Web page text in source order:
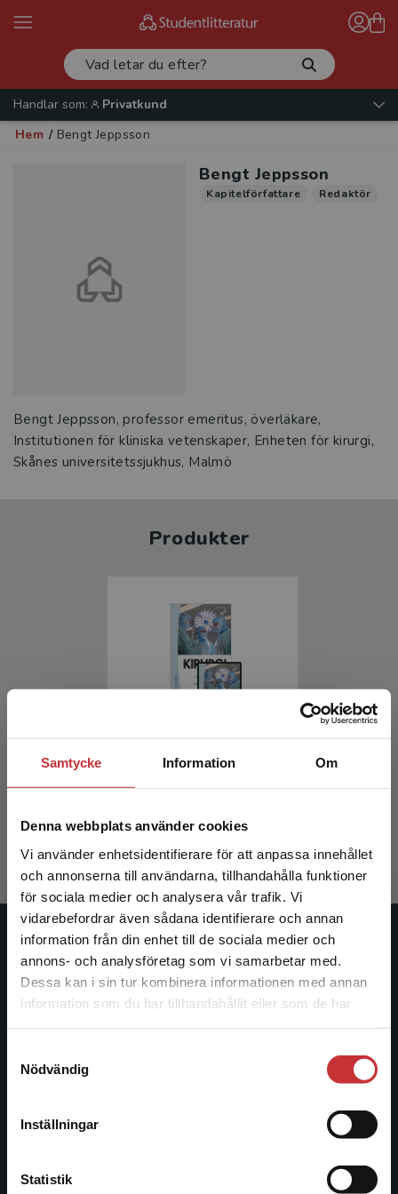
Samtycke Information Om
Denna webbplats använder cookies
Vi använder enhetsidentifierare för att anpassa innehållet
och annonserna till användarna, tillhandahålla funktioner
för sociala medier och analysera vår trafik. Vi
vidarebefordrar även sådana identifierare och annan
information från din enhet till de sociala medier och
annons- och analysföretag som vi samarbetar med.
Dessa kan i sin tur kombinera informationen med annan
information som du har tillhandahållit eller som de har
Nödvändig
Inställningar
Statistik
Begränsad fraktregion
Det verkar som att du besöker
studentlitteratur.se via en enhet utanför Sverige.
Vi erbjuder inte leveranser utanför Sverige. För
att kunna slutföra ett köp måste
Handlar som:
Privatkund
Hem / Bengt Jeppsson
Bengt Jeppsson
Kapitelförfattare Redaktör
Bengt Jeppsson, professor emeritus, överläkare,
Institutionen för kliniska vetenskaper, Enheten för kirurgi,
Skånes universitetssjukhus, Malmö
Produkter
Kirurgi
1 059 krinkl. moms
Studentlitteratur
Studentlitteratur grundades 1963 och är idag Sveriges
ledande utbildningsförlag. Med läromedel, kurslitteratur,
facklitteratur, utbildningar och digitala
informationstjänster i utbudet, finns Studentlitteratur med
längs hela kunskapsresan.
Kontakta oss